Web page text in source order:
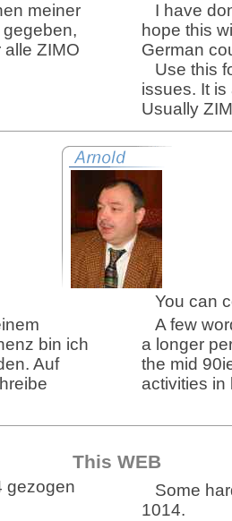
meiner
ZIMO
I have
hope this
German
Use this
issues. It
Usually
You can
bin ich
Auf
A few
a longer
the mid
activities in
This WEB
gezogen
Some
1014.